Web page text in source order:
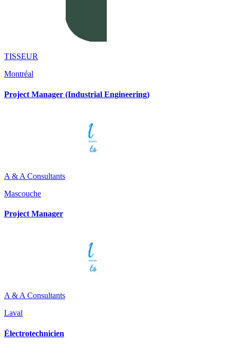
TISSEUR
Montréal
Project Manager (Industrial Engineering)
A & A Consultants
Mascouche
Project Manager
A & A Consultants
Laval
Électrotechnicien